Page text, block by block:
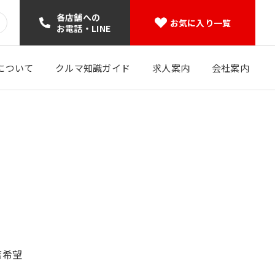
各店舗への
お電話・LINE
お気に入り一覧
ついて クルマ知識ガイド 求人案内 会社案内
望